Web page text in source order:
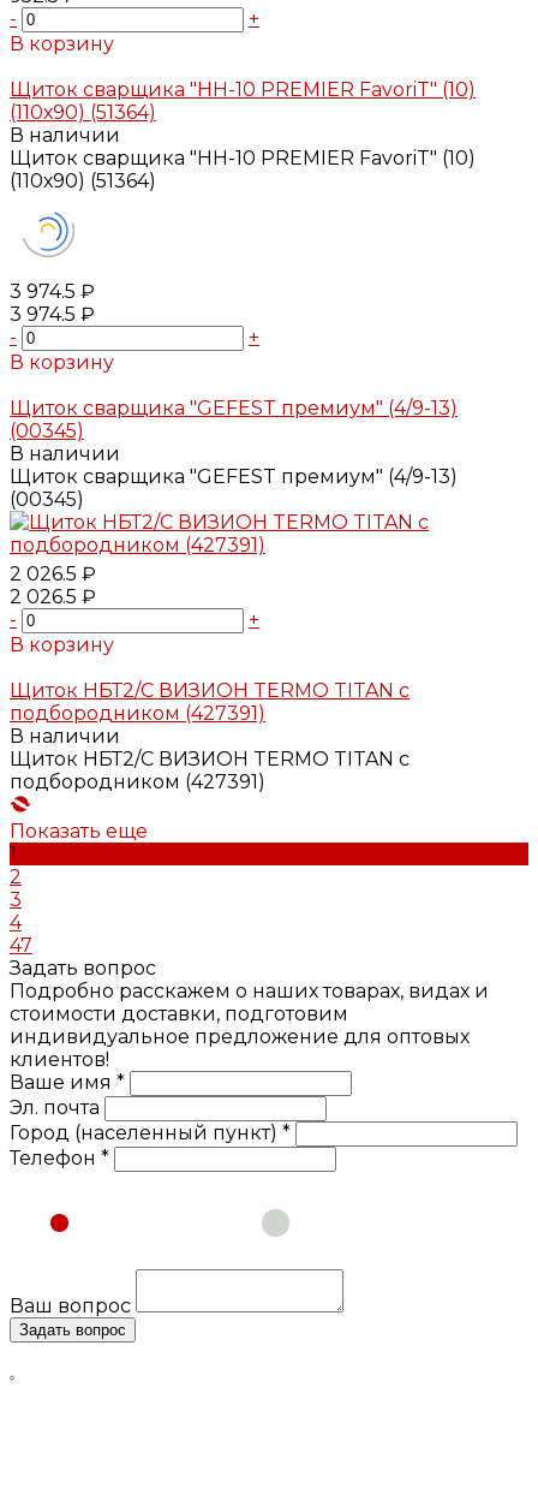
-
+
В корзину
Щиток сварщика "НН-10 PREMIER FavoriT" (10)
(110х90) (51364)
В наличии
Щиток сварщика "НН-10 PREMIER FavoriT" (10)
(110х90) (51364)
3 974.5 ₽
3 974.5 ₽
-
+
В корзину
Щиток сварщика "GEFEST премиум" (4/9-13)
(00345)
В наличии
Щиток сварщика "GEFEST премиум" (4/9-13)
(00345)
2 026.5 ₽
2 026.5 ₽
-
+
В корзину
Щиток НБТ2/С ВИЗИОН TERMO TITAN с
подбородником (427391)
В наличии
Щиток НБТ2/С ВИЗИОН TERMO TITAN с
подбородником (427391)
Показать еще
1
2
3
4
47
Задать вопрос
Подробно расскажем о наших товарах, видах и
стоимости доставки, подготовим
индивидуальное предложение для оптовых
клиентов!
Ваше имя *
Эл. почта
Город (населенный пункт) *
Телефон *
Юридическое лицо
Ваш вопрос
Задать вопрос